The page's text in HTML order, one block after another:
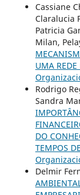
Cassiane
Claralucia
Patricia
Milan,
UMA REDE
Rodrigo
Sandra
DO
TEMPOS
Delmir